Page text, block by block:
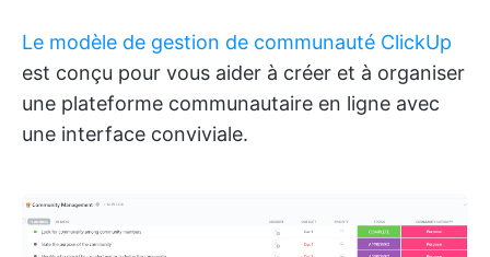
Le modèle de gestion de communauté ClickUp
est conçu pour vous aider à créer et à organiser
une plateforme communautaire en ligne avec
une interface conviviale.